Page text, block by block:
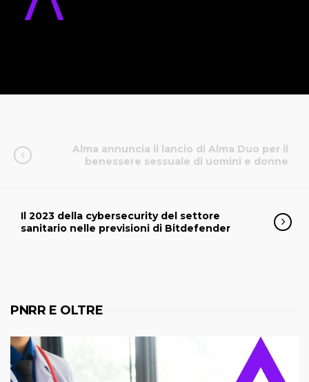
Alma annuncia il lancio di Alma Duo per il
benessere sessuale di uomini e donne
Il 2023 della cybersecurity del settore
sanitario nelle previsioni di Bitdefender
PNRR E OLTRE